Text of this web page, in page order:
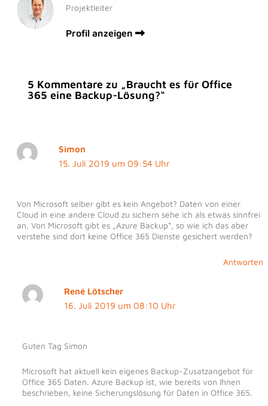
Projektleiter
Profil anzeigen
5 Kommentare zu „Braucht es für Office
365 eine Backup-Lösung?“
Simon
15. Juli 2019 um 09:54 Uhr
Von Microsoft selber gibt es kein Angebot? Daten von einer
Cloud in eine andere Cloud zu sichern sehe ich als etwas sinnfrei
an. Von Microsoft gibt es „Azure Backup“, so wie ich das aber
verstehe sind dort keine Office 365 Dienste gesichert werden?
Antworten
René Lötscher
16. Juli 2019 um 08:10 Uhr
Guten Tag Simon
Microsoft hat aktuell kein eigenes Backup-Zusatzangebot für
Office 365 Daten. Azure Backup ist, wie bereits von Ihnen
beschrieben, keine Sicherungslösung für Daten in Office 365.